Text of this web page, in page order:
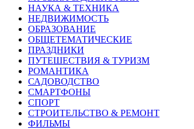
НАУКА & ТЕХНИКА
НЕДВИЖИМОСТЬ
ОБРАЗОВАНИЕ
ОБЩЕТЕМАТИЧЕСКИЕ
ПРАЗДНИКИ
ПУТЕШЕСТВИЯ & ТУРИЗМ
РОМАНТИКА
САДОВОДСТВО
СМАРТФОНЫ
СПОРТ
СТРОИТЕЛЬСТВО & РЕМОНТ
ФИЛЬМЫ